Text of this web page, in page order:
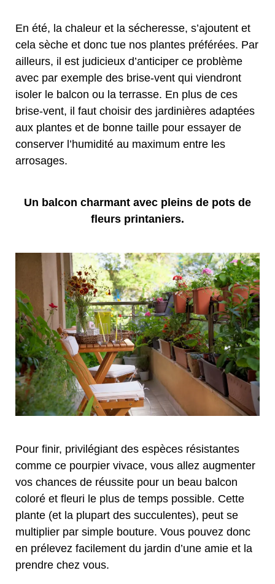
En été, la chaleur et la sécheresse, s’ajoutent et
cela sèche et donc tue nos plantes préférées. Par
ailleurs, il est judicieux d’anticiper ce problème
avec par exemple des brise-vent qui viendront
isoler le balcon ou la terrasse. En plus de ces
brise-vent, il faut choisir des jardinières adaptées
aux plantes et de bonne taille pour essayer de
conserver l’humidité au maximum entre les
arrosages.
Un balcon charmant avec pleins de pots de
fleurs printaniers.
Pour finir, privilégiant des espèces résistantes
comme ce pourpier vivace, vous allez augmenter
vos chances de réussite pour un beau balcon
coloré et fleuri le plus de temps possible. Cette
plante (et la plupart des succulentes), peut se
multiplier par simple bouture. Vous pouvez donc
en prélevez facilement du jardin d’une amie et la
prendre chez vous.